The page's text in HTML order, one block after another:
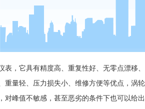
表，它具有精度高、重复性好、无零点漂移
重量轻、压力损失小、维修方便等优点，涡
对峰值不敏感，甚至恶劣的条件下也可以给